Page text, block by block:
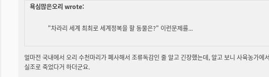
욕심많은오리 wrote:
"차라리 세계 최최로 세계정복을 할 동물은?" 이런문제를...
얼마전 국내에서 오리 수천마리가 폐사해서 조류독감인 줄 알고 긴장했는데, 알고 보니 사육농가에
실조로 죽었다거 하더군요.